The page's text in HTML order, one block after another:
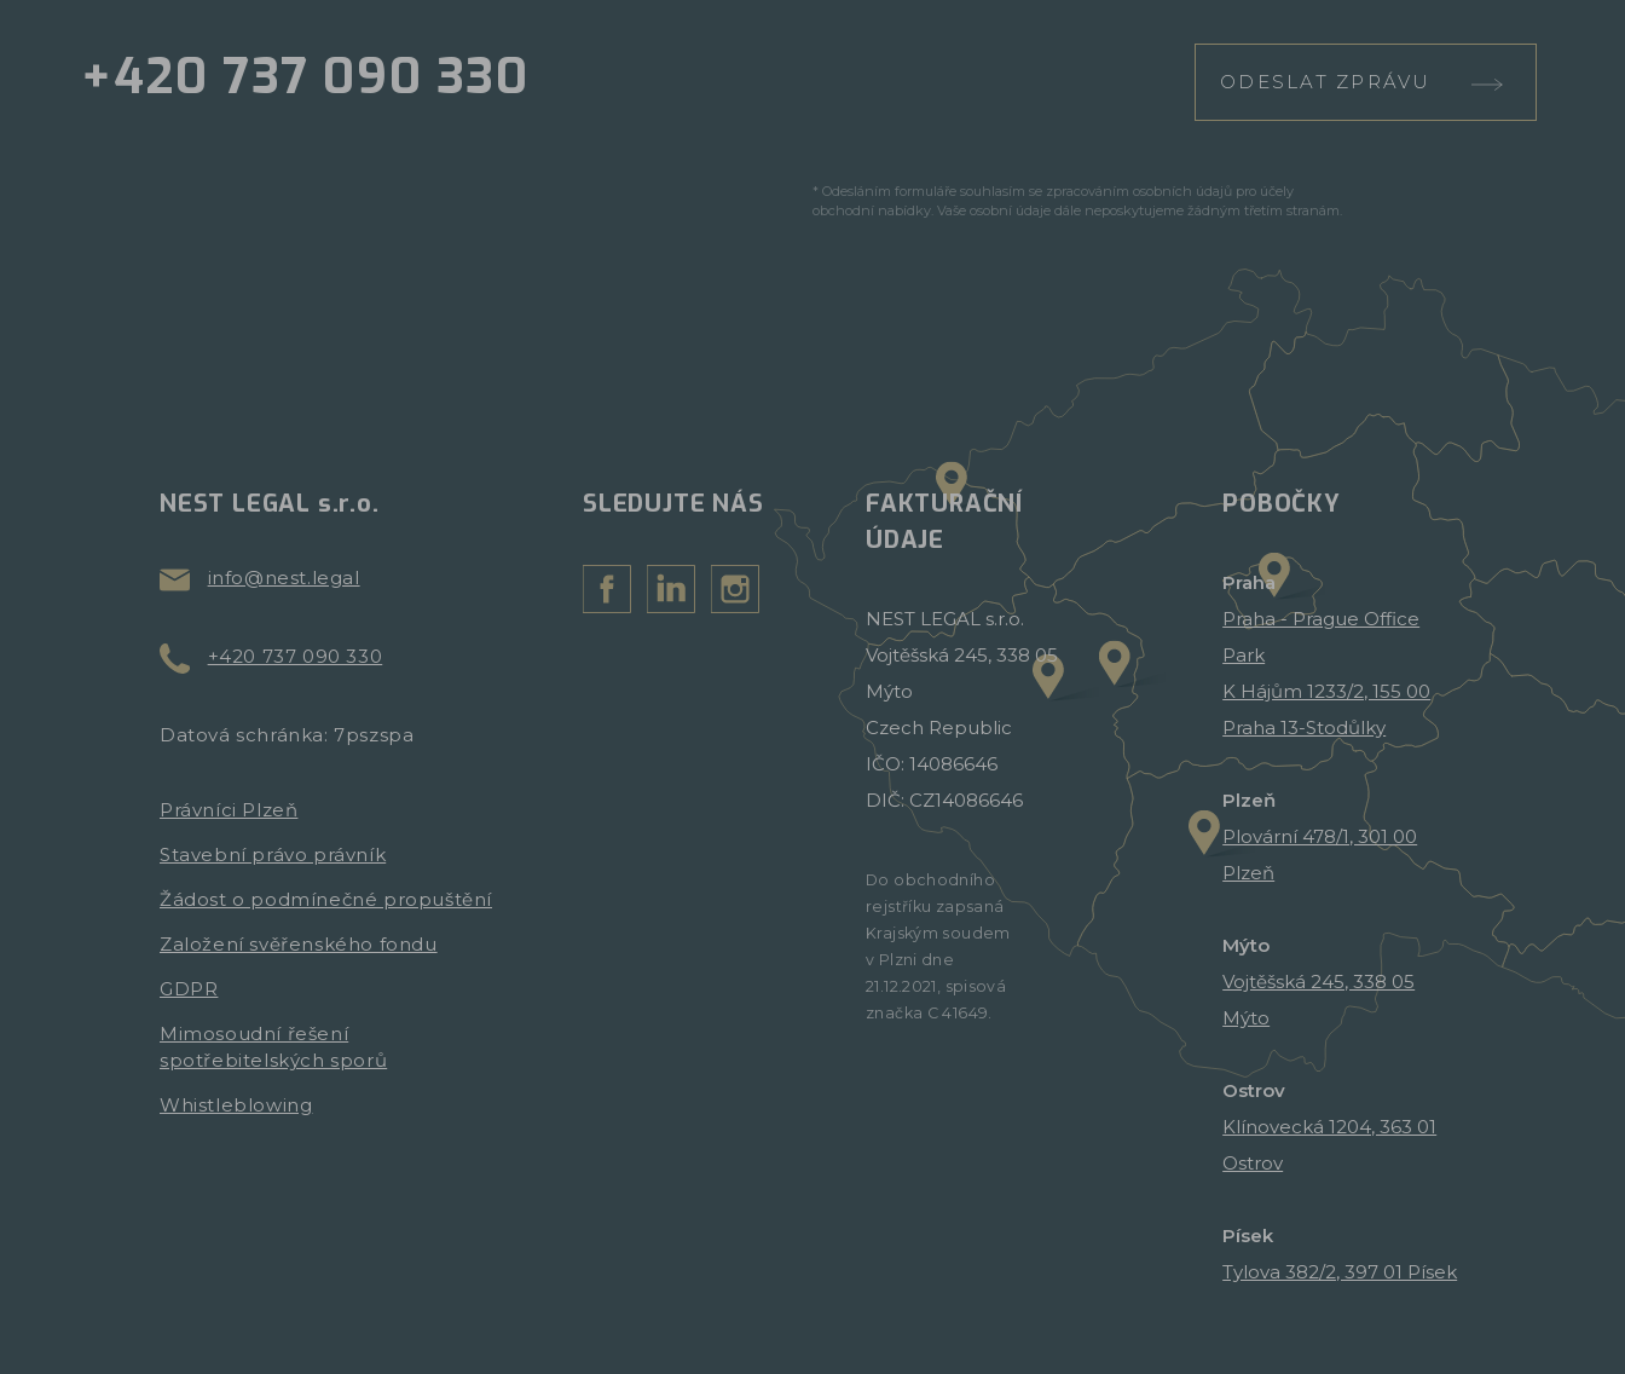
+420 737 090 330 ODESLAT ZPRÁVU
* Odesláním formuláře souhlasím se zpracováním osobních údajů pro účely
obchodní nabídky. Vaše osobní údaje dále neposkytujeme žádným třetím stranám.
NEST LEGAL s.r.o.
info@nest.legal
+420 737 090 330
Datová schránka: 7pszspa
Právníci Plzeň
Stavební právo právník
Žádost o podmínečné propuštění
Založení svěřenského fondu
GDPR
Mimosoudní řešení
spotřebitelských sporů
Whistleblowing
SLEDUJTE NÁS
FAKTURAČNÍ
ÚDAJE
NEST LEGAL s.r.o.
Vojtěšská 245, 338 05
Mýto
Czech Republic
IČO: 14086646
DIČ: CZ14086646
Do obchodního
rejstříku zapsaná
Krajským soudem
v Plzni dne
21.12.2021, spisová
značka C 41649.
POBOČKY
Praha
Praha - Prague Office
Park
K Hájům 1233/2, 155 00
Praha 13-Stodůlky
Plzeň
Plovární 478/1, 301 00
Plzeň
Mýto
Vojtěšská 245, 338 05
Mýto
Ostrov
Klínovecká 1204, 363 01
Ostrov
Písek
Tylova 382/2, 397 01 Písek